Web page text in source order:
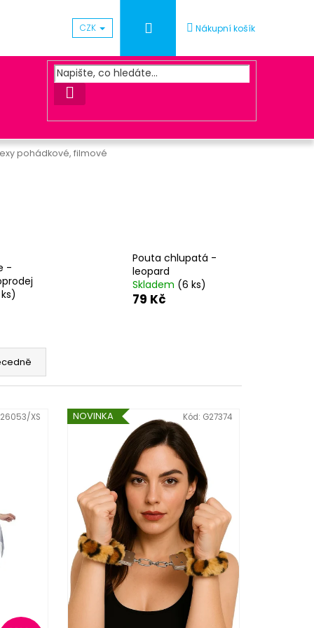
CZK PřihlášeníNákupní košík
HLEDAT
pohádkové, filmové
-
ks)
Pouta chlupatá -
leopard
Skladem (6 ks)
79 Kč
26053/XS NOVINKA Kód: G27374